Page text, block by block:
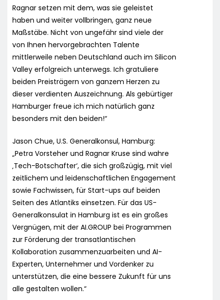
Ragnar setzen mit dem, was sie geleistet
haben und weiter vollbringen, ganz neue
Maßstäbe. Nicht von ungefähr sind viele der
von Ihnen hervorgebrachten Talente
mittlerweile neben Deutschland auch im Silicon
Valley erfolgreich unterwegs. Ich gratuliere
beiden Preisträgern von ganzem Herzen zu
dieser verdienten Auszeichnung. Als gebürtiger
Hamburger freue ich mich natürlich ganz
besonders mit den beiden!“
Jason Chue, U.S. Generalkonsul, Hamburg:
„Petra Vorsteher und Ragnar Kruse sind wahre
‚Tech-Botschafter‘, die sich großzügig, mit viel
zeitlichem und leidenschaftlichen Engagement
sowie Fachwissen, für Start-ups auf beiden
Seiten des Atlantiks einsetzen. Für das US-
Generalkonsulat in Hamburg ist es ein großes
Vergnügen, mit der AI.GROUP bei Programmen
zur Förderung der transatlantischen
Kollaboration zusammenzuarbeiten und AI-
Experten, Unternehmer und Vordenker zu
unterstützen, die eine bessere Zukunft für uns
alle gestalten wollen.“